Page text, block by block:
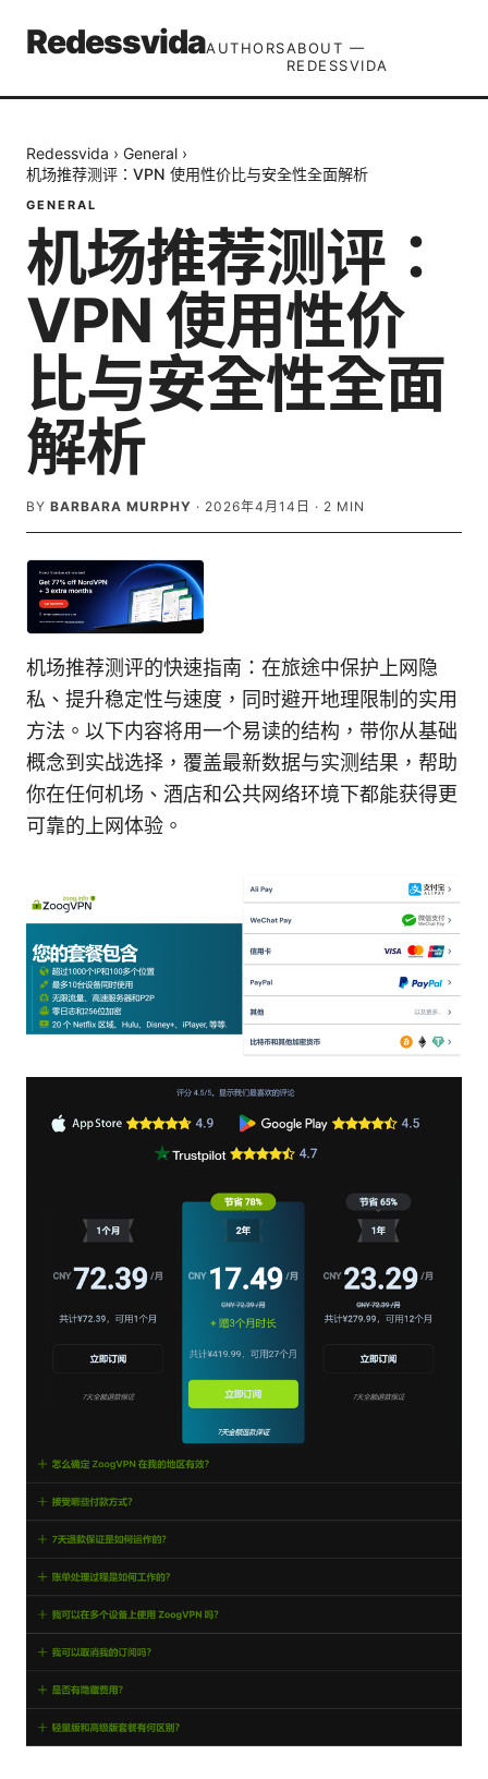
RedessvidaAUTHORSABOUT —
REDESSVIDA
Redessvida › General ›
机场推荐测评：VPN 使用性价比与安全性全面解析
GENERAL
机场推荐测评：
VPN 使用性价
比与安全性全面
解析
BY BARBARA MURPHY · 2026年4月14日 · 2 MIN
机场推荐测评的快速指南：在旅途中保护上网隐
私、提升稳定性与速度，同时避开地理限制的实用
方法。以下内容将用一个易读的结构，带你从基础
概念到实战选择，覆盖最新数据与实测结果，帮助
你在任何机场、酒店和公共网络环境下都能获得更
可靠的上网体验。